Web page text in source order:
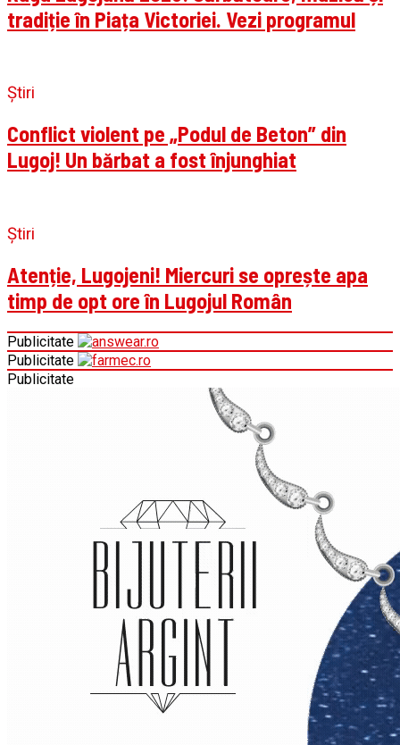
tradiție în Piața Victoriei. Vezi programul
Știri
Conflict violent pe „Podul de Beton” din
Lugoj! Un bărbat a fost înjunghiat
Știri
Atenție, Lugojeni! Miercuri se oprește apa
timp de opt ore în Lugojul Român
Publicitate
Publicitate
Publicitate